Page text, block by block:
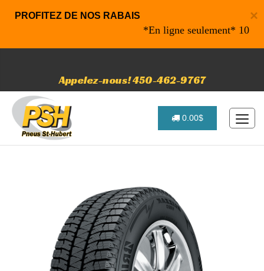
×
PROFITEZ DE NOS RABAIS
*En ligne seulement* 10% de
Appelez-nous! 450-462-9767
0.00$